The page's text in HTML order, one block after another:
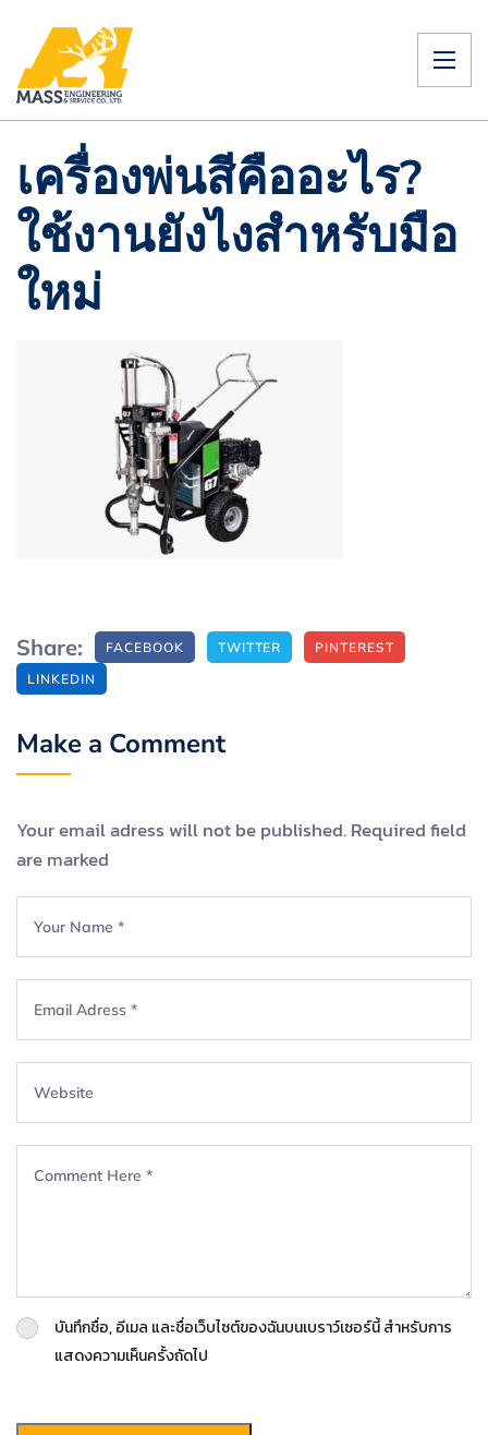
เครื่องพ่นสีคืออะไร?
ใช้งานยังไงสำหรับมือ
ใหม่
Share: FACEBOOK TWITTER
PINTEREST
LINKEDIN
Make a Comment
Your email adress will not be published. Required field
are marked
บันทึกชื่อ, อีเมล และชื่อเว็บไซต์ของฉันบนเบราว์เซอร์นี้ สำหรับการ
แสดงความเห็นครั้งถัดไป